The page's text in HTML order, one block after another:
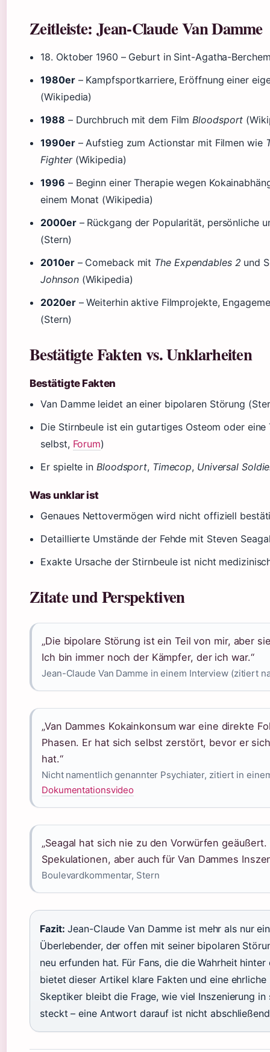
Zeitleiste: Jean-Claude Van Damme
18. Oktober 1960 – Geburt in Sint-Agatha-
1980er– Kampfsportkarriere, Eröffnung einer
(Wikipedia)
1988 – Durchbruch mit dem Film Bloodsport
1990er– Aufstieg zum Actionstar mit Filmen wie
Fighter(Wikipedia)
1996 – Beginn einer Therapie wegen
einem Monat (Wikipedia)
2000er– Rückgang der Popularität, persönliche
(Stern)
2010er– Comeback mit The Expendables 2 und
Johnson(Wikipedia)
2020er– Weiterhin aktive Filmprojekte,
(Stern)
Bestätigte Fakten vs. Unklarheiten
Bestätigte Fakten
Van Damme leidet an einer bipolaren Störung
Die Stirnbeule ist ein gutartiges Osteom oder eine
selbst, Forum)
Er spielte in Bloodsport, Timecop, Universal
Was unklar ist
Genaues Nettovermögen wird nicht offiziell
Detaillierte Umstände der Fehde mit Steven
Exakte Ursache der Stirnbeule ist nicht
Zitate und Perspektiven
„Die bipolare Störung ist ein Teil von mir, aber
Ich bin immer noch der Kämpfer, der ich war.“
Jean-Claude Van Damme in einem Interview (zitiert
„Van Dammes Kokainkonsum war eine direkte
Phasen. Er hat sich selbst zerstört, bevor er
hat.“
Nicht namentlich genannter Psychiater, zitiert in
Dokumentationsvideo
„Seagal hat sich nie zu den Vorwürfen geäußert.
Spekulationen, aber auch für Van Dammes
Boulevardkommentar, Stern
Fazit: Jean-Claude Van Damme ist mehr als nur
Überlebender, der offen mit seiner bipolaren
neu erfunden hat. Für Fans, die die Wahrheit
bietet dieser Artikel klare Fakten und eine ehrliche
Skeptiker bleibt die Frage, wie viel Inszenierung in
steckt – eine Antwort darauf ist nicht